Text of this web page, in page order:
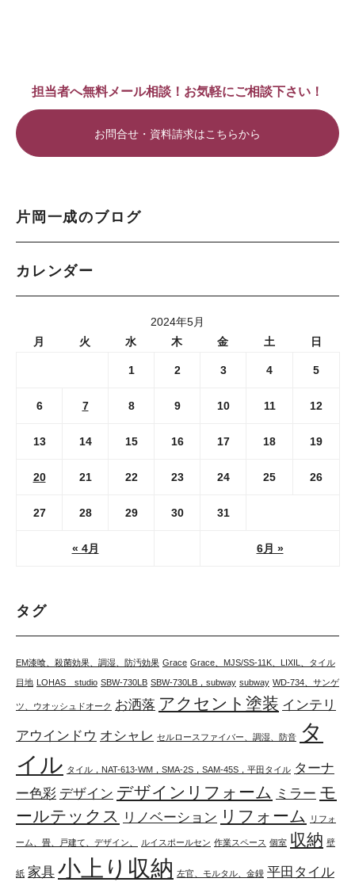
担当者へ無料メール相談！お気軽にご相談下さい！
お問合せ・資料請求はこちらから
片岡一成のブログ
カレンダー
2024年5月
月
火 水 木 金 土 日
« 4月 6月 »
1 2 3 4 5
6 7 8 9 10 11 12
13 14 15 16 17 18 19
20 21 22 23 24 25 26
27 28 29 30 31
タグ
EM漆喰、殺菌効果、調湿、防汚効果 Grace Grace、MJS/SS-11K、LIXIL、タイル
目地 LOHAS studio SBW-730LB SBW-730LB，subway subway WD-734、サンゲ
ツ、ウオッシュドオーク お洒落 アクセント塗装 インテリ
アウインドウ オシャレ セルロースファイバー、調湿、防音 タ
イル タイル，NAT-613-WM，SMA-2S，SAM-45S，平田タイル ターナ
ー色彩 デザイン デザインリフォーム ミラー モ
ールテックス
リノベーション リフォーム リフォ
ーム、畳、戸建て、デザイン、 ルイスポールセン 作業スペース 個室 収納 壁
紙 家具 小上り収納 左官、モルタル、金鏝 平田タイル